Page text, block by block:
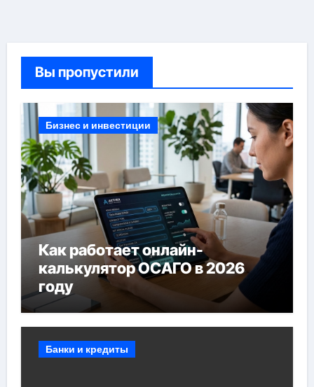
Вы пропустили
Бизнес и инвестиции
Как работает онлайн-
калькулятор ОСАГО в 2026
году
Банки и кредиты